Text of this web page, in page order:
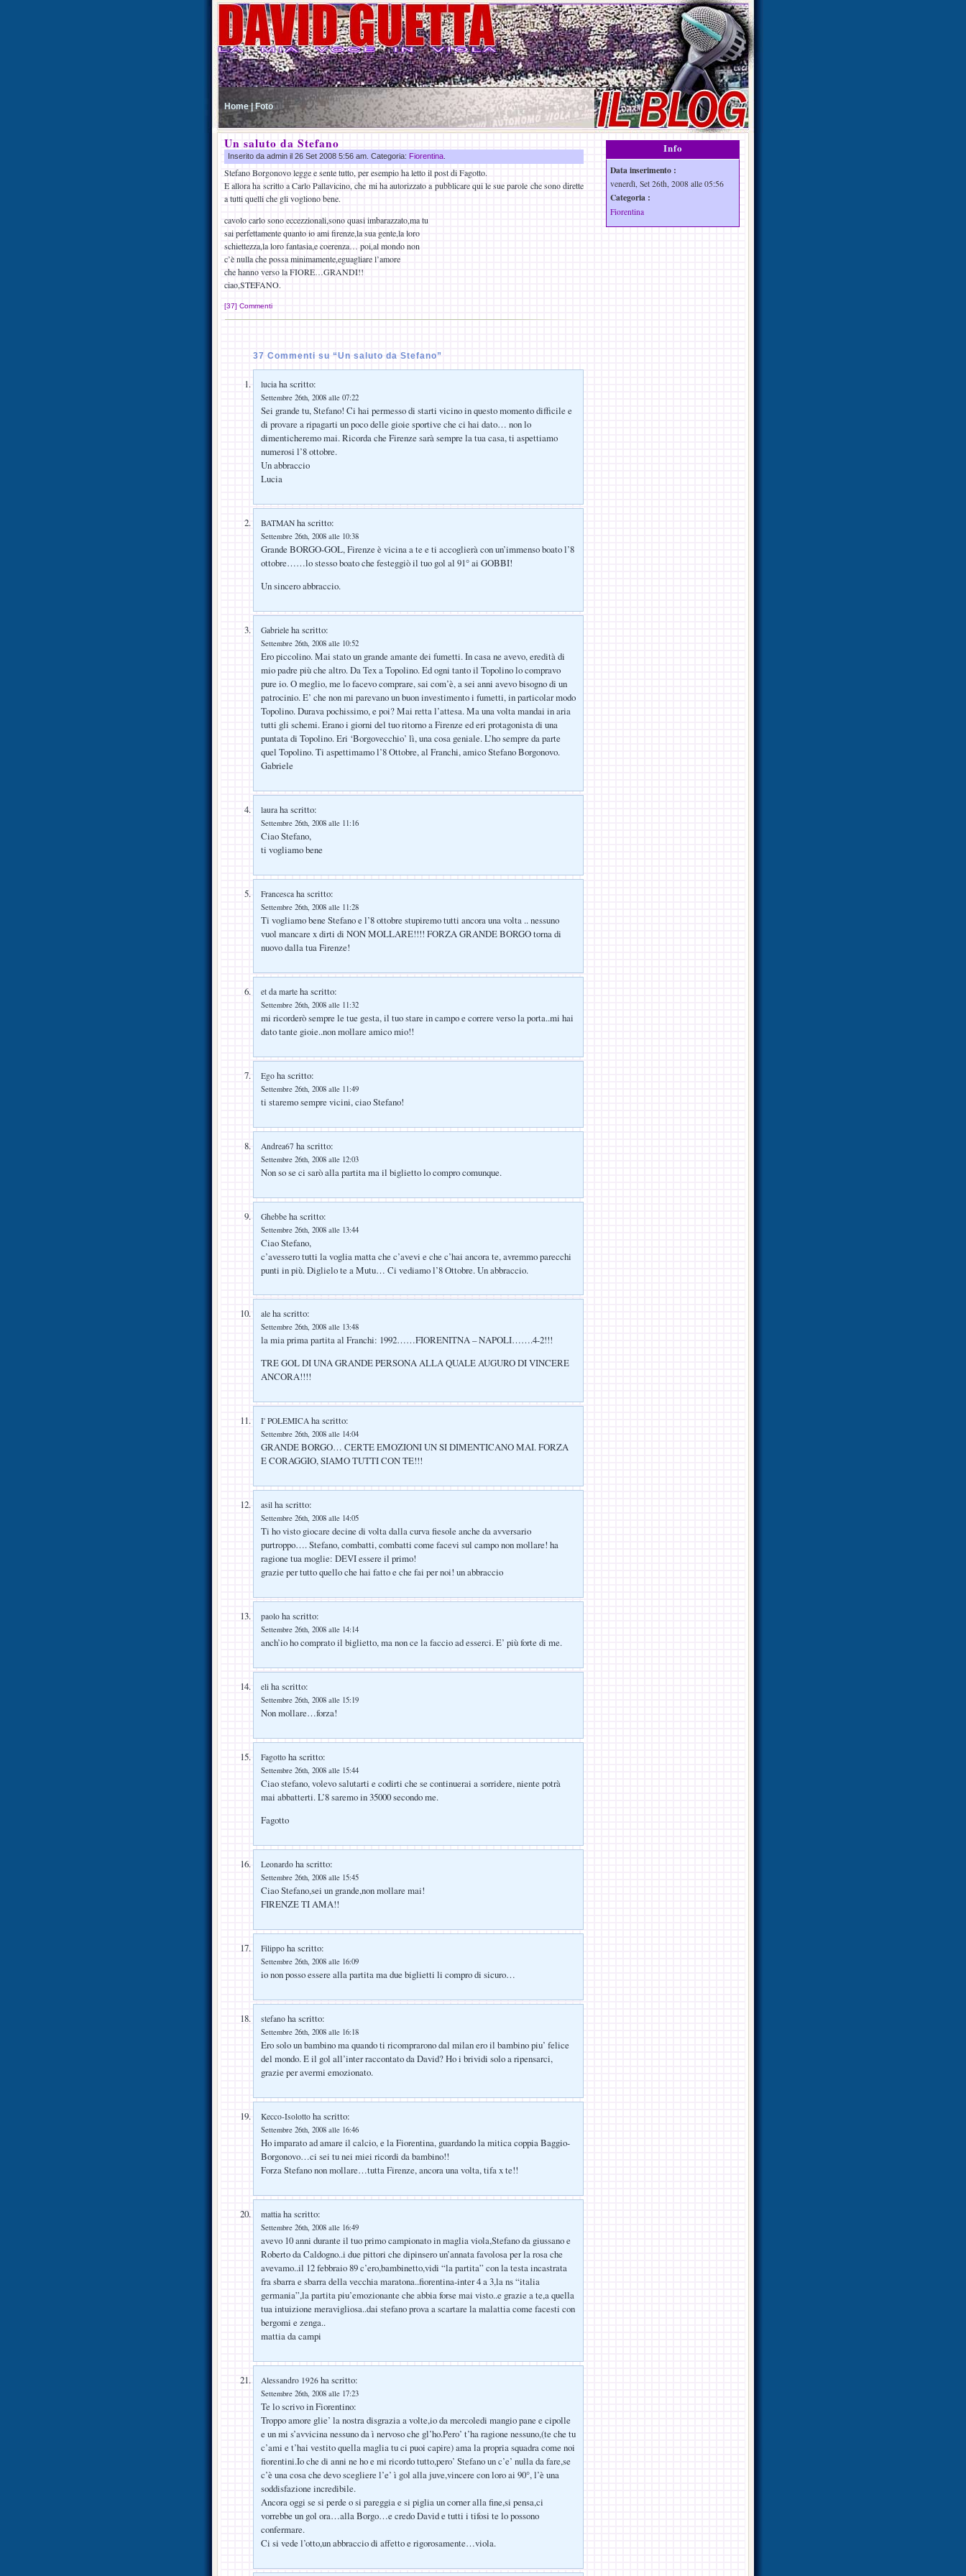
Home | Foto
Un saluto da Stefano
Inserito da admin il 26 Set 2008 5:56 am. Categoria: Fiorentina
Stefano Borgonovo legge e sente tutto, per esempio ha letto il post di Fagotto.
E allora ha scritto a Carlo Pallavicino, che mi ha autorizzato a pubblicare qui le sue parole che sono dirette
a tutti quelli che gli vogliono bene.
cavolo carlo sono eccezzionali,sono quasi imbarazzato,ma tu
sai perfettamente quanto io ami firenze,la sua gente,la loro
schiettezza,la loro fantasia,e coerenza… poi,al mondo non
c’è nulla che possa minimamente,eguagliare l’amore
che hanno verso la FIORE…GRANDI!!
ciao,STEFANO.
[37] Commenti
37 Commenti su “Un saluto da Stefano”
lucia ha scritto:
Settembre 26th, 2008 alle 07:22
Sei grande tu, Stefano! Ci hai permesso di starti vicino in questo momento difficile e
di provare a ripagarti un poco delle gioie sportive che ci hai dato… non lo
dimenticheremo mai. Ricorda che Firenze sarà sempre la tua casa, ti aspettiamo
numerosi l’8 ottobre.
Un abbraccio
Lucia
BATMAN ha scritto:
Settembre 26th, 2008 alle 10:38
Grande BORGO-GOL, Firenze è vicina a te e ti accoglierà con un’immenso boato l’8
ottobre……lo stesso boato che festeggiò il tuo gol al 91° ai GOBBI!
Un sincero abbraccio.
Gabriele ha scritto:
Settembre 26th, 2008 alle 10:52
Ero piccolino. Mai stato un grande amante dei fumetti. In casa ne avevo, eredità di
mio padre più che altro. Da Tex a Topolino. Ed ogni tanto il Topolino lo compravo
pure io. O meglio, me lo facevo comprare, sai com’è, a sei anni avevo bisogno di un
patrocinio. E’ che non mi parevano un buon investimento i fumetti, in particolar modo
Topolino. Durava pochissimo, e poi? Mai retta l’attesa. Ma una volta mandai in aria
tutti gli schemi. Erano i giorni del tuo ritorno a Firenze ed eri protagonista di una
puntata di Topolino. Eri ‘Borgovecchio’ lì, una cosa geniale. L’ho sempre da parte
quel Topolino. Ti aspettimamo l’8 Ottobre, al Franchi, amico Stefano Borgonovo.
Gabriele
laura ha scritto:
Settembre 26th, 2008 alle 11:16
Ciao Stefano,
ti vogliamo bene
Francesca ha scritto:
Settembre 26th, 2008 alle 11:28
Ti vogliamo bene Stefano e l’8 ottobre stupiremo tutti ancora una volta .. nessuno
vuol mancare x dirti di NON MOLLARE!!!! FORZA GRANDE BORGO torna di
nuovo dalla tua Firenze!
et da marte ha scritto:
Settembre 26th, 2008 alle 11:32
mi ricorderò sempre le tue gesta, il tuo stare in campo e correre verso la porta..mi hai
dato tante gioie..non mollare amico mio!!
Ego ha scritto:
Settembre 26th, 2008 alle 11:49
ti staremo sempre vicini, ciao Stefano!
Andrea67 ha scritto:
Settembre 26th, 2008 alle 12:03
Non so se ci sarò alla partita ma il biglietto lo compro comunque.
Ghebbe ha scritto:
Settembre 26th, 2008 alle 13:44
Ciao Stefano,
c’avessero tutti la voglia matta che c’avevi e che c’hai ancora te, avremmo parecchi
punti in più. Diglielo te a Mutu… Ci vediamo l’8 Ottobre. Un abbraccio.
ale ha scritto:
Settembre 26th, 2008 alle 13:48
la mia prima partita al Franchi: 1992……FIORENITNA – NAPOLI…….4-2!!!
TRE GOL DI UNA GRANDE PERSONA ALLA QUALE AUGURO DI VINCERE
ANCORA!!!!
I' POLEMICA ha scritto:
Settembre 26th, 2008 alle 14:04
GRANDE BORGO… CERTE EMOZIONI UN SI DIMENTICANO MAI. FORZA
E CORAGGIO, SIAMO TUTTI CON TE!!!
asil ha scritto:
Settembre 26th, 2008 alle 14:05
Ti ho visto giocare decine di volta dalla curva fiesole anche da avversario
purtroppo…. Stefano, combatti, combatti come facevi sul campo non mollare! ha
ragione tua moglie: DEVI essere il primo!
grazie per tutto quello che hai fatto e che fai per noi! un abbraccio
paolo ha scritto:
Settembre 26th, 2008 alle 14:14
anch’io ho comprato il biglietto, ma non ce la faccio ad esserci. E’ più forte di me.
eli ha scritto:
Settembre 26th, 2008 alle 15:19
Non mollare…forza!
Fagotto ha scritto:
Settembre 26th, 2008 alle 15:44
Ciao stefano, volevo salutarti e codirti che se continuerai a sorridere, niente potrà
mai abbatterti. L’8 saremo in 35000 secondo me.
Fagotto
Leonardo ha scritto:
Settembre 26th, 2008 alle 15:45
Ciao Stefano,sei un grande,non mollare mai!
FIRENZE TI AMA!!
Filippo ha scritto:
Settembre 26th, 2008 alle 16:09
io non posso essere alla partita ma due biglietti li compro di sicuro…
stefano ha scritto:
Settembre 26th, 2008 alle 16:18
Ero solo un bambino ma quando ti ricomprarono dal milan ero il bambino piu’ felice
del mondo. E il gol all’inter raccontato da David? Ho i brividi solo a ripensarci,
grazie per avermi emozionato.
Kecco-Isolotto ha scritto:
Settembre 26th, 2008 alle 16:46
Ho imparato ad amare il calcio, e la Fiorentina, guardando la mitica coppia Baggio-
Borgonovo…ci sei tu nei miei ricordi da bambino!!
Forza Stefano non mollare…tutta Firenze, ancora una volta, tifa x te!!
mattia ha scritto:
Settembre 26th, 2008 alle 16:49
avevo 10 anni durante il tuo primo campionato in maglia viola,Stefano da giussano e
Roberto da Caldogno..i due pittori che dipinsero un’annata favolosa per la rosa che
avevamo..il 12 febbraio 89 c’ero,bambinetto,vidi “la partita” con la testa incastrata
fra sbarra e sbarra della vecchia maratona..fiorentina-inter 4 a 3,la ns “italia
germania”,la partita piu’emozionante che abbia forse mai visto..e grazie a te,a quella
tua intuizione meravigliosa..dai stefano prova a scartare la malattia come facesti con
bergomi e zenga..
mattia da campi
Alessandro 1926 ha scritto:
Settembre 26th, 2008 alle 17:23
Te lo scrivo in Fiorentino:
Troppo amore glie’ la nostra disgrazia a volte,io da mercoledi mangio pane e cipolle
e un mi s’avvicina nessuno da ì nervoso che gl’ho.Pero’ t’ha ragione nessuno,(te che tu
c’ami e t’hai vestito quella maglia tu ci puoi capire) ama la propria squadra come noi
fiorentini.Io che di anni ne ho e mi ricordo tutto,pero’ Stefano un c’e’ nulla da fare,se
c’è una cosa che devo scegliere l’e’ ì gol alla juve,vincere con loro ai 90°, l’è una
soddisfazione incredibile.
Ancora oggi se si perde o si pareggia e si piglia un corner alla fine,si pensa,ci
vorrebbe un gol ora…alla Borgo…e credo David e tutti i tifosi te lo possono
confermare.
Ci si vede l’otto,un abbraccio di affetto e rigorosamente…viola.
Info
Data inserimento :
venerdì, Set 26th, 2008 alle 05:56
Categoria :
Fiorentina